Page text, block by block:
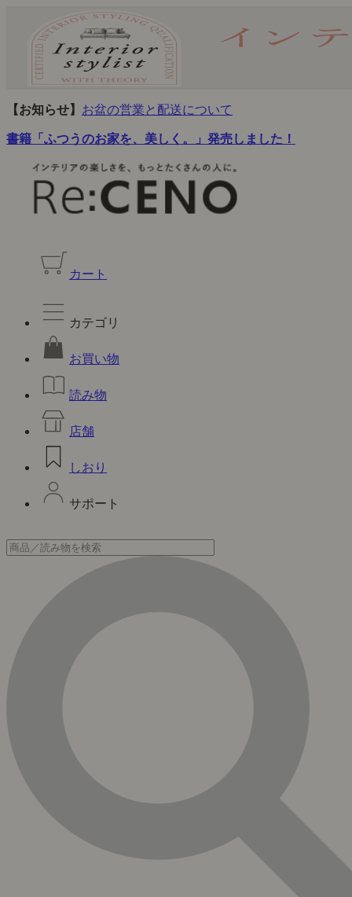
【お知らせ】 お盆の営業と配送について
書籍「ふつうのお家を、美しく。」発売しました！
カート
カテゴリ
お買い物
読み物
店舗
しおり
サポート